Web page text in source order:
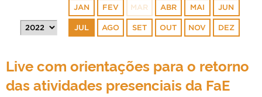
JAN FEV MAR ABR MAI JUN
JUL AGO SET OUT NOV DEZ
Live com orientações para o retorno
das atividades presenciais da FaE